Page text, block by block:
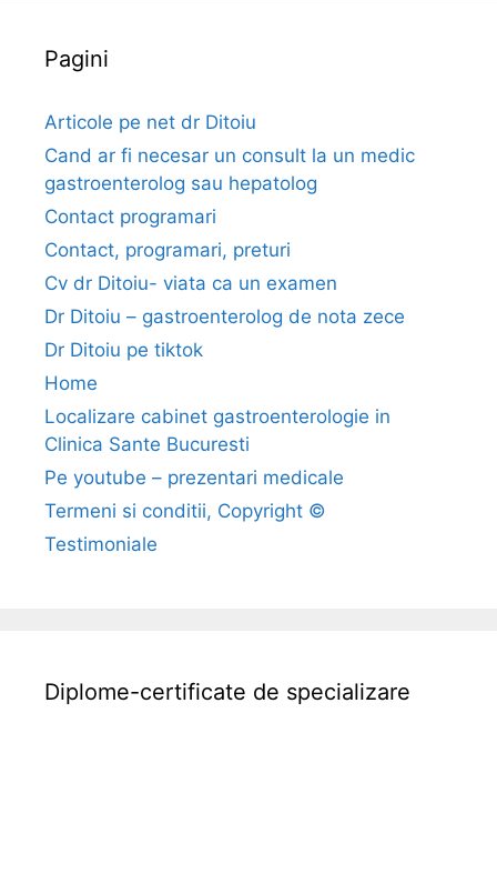
n
u
?
A
i
c
a
d
i
Pagini
Articole pe net dr Ditoiu
Cand ar fi necesar un consult la un medic
gastroenterolog sau hepatolog
Contact programari
Contact, programari, preturi
Cv dr Ditoiu- viata ca un examen
Dr Ditoiu – gastroenterolog de nota zece
Dr Ditoiu pe tiktok
Home
Localizare cabinet gastroenterologie in
Clinica Sante Bucuresti
Pe youtube – prezentari medicale
Termeni si conditii, Copyright ©
Testimoniale
Diplome-certificate de specializare